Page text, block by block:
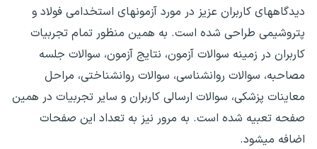
دیدگاههای کاربران عزیز در مورد آزمونهای استخدامی فولاد و
پتروشیمی طراحی شده است. به همین منظور تمام تجربیات
کاربران در زمینه سوالات آزمون، نتایج آزمون، سوالات جلسه
مصاحبه، سوالات روانشناسی، سوالات روانشناختی، مراحل
معاینات پزشکی، سوالات ارسالی کاربران و سایر تجربیات در همین
صفحه تعبیه شده است. به مرور نیز به تعداد این صفحات
اضافه میشود.